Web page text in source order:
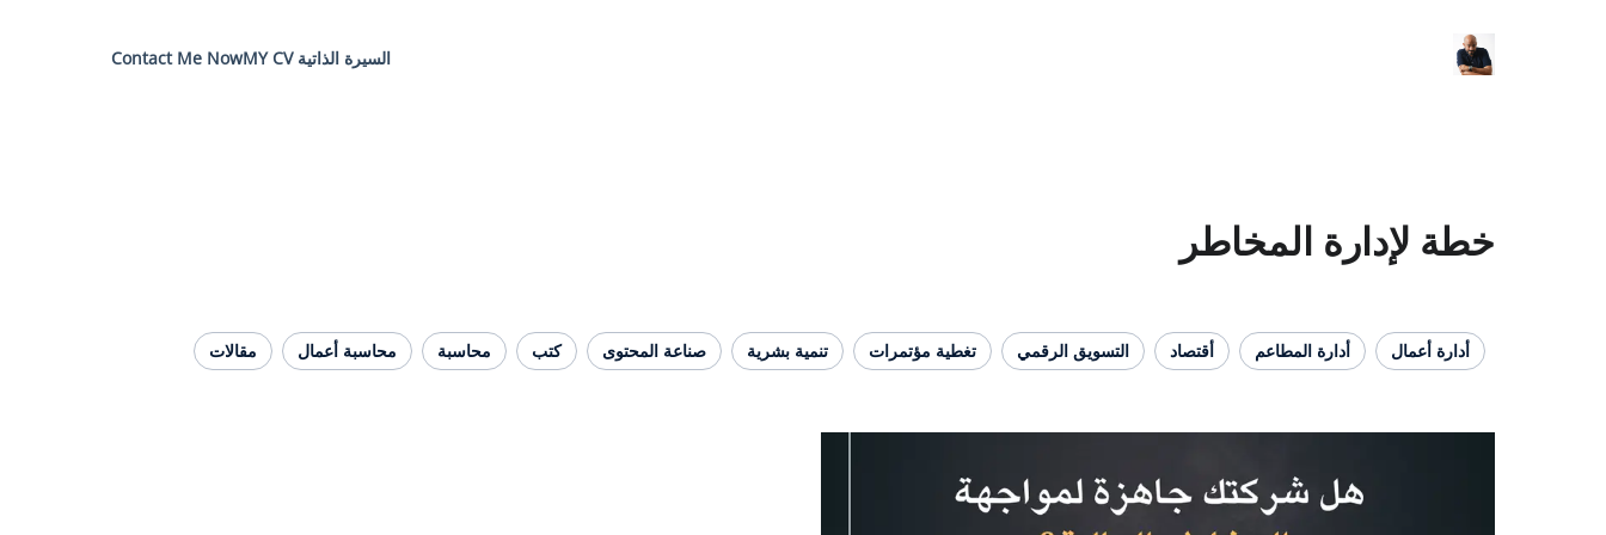
السيرة الذاتية MY CV Contact Me Now
خطة لإدارة المخاطر
أدارة أعمال أدارة المطاعم أقتصاد التسويق الرقمي تغطية مؤتمرات تنمية بشرية صناعة المحتوى كتب محاسبة محاسبة أعمال مقالات